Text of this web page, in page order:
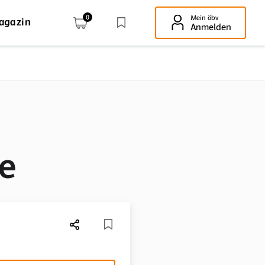
Taste! 0 Mein öbv
Anmelden